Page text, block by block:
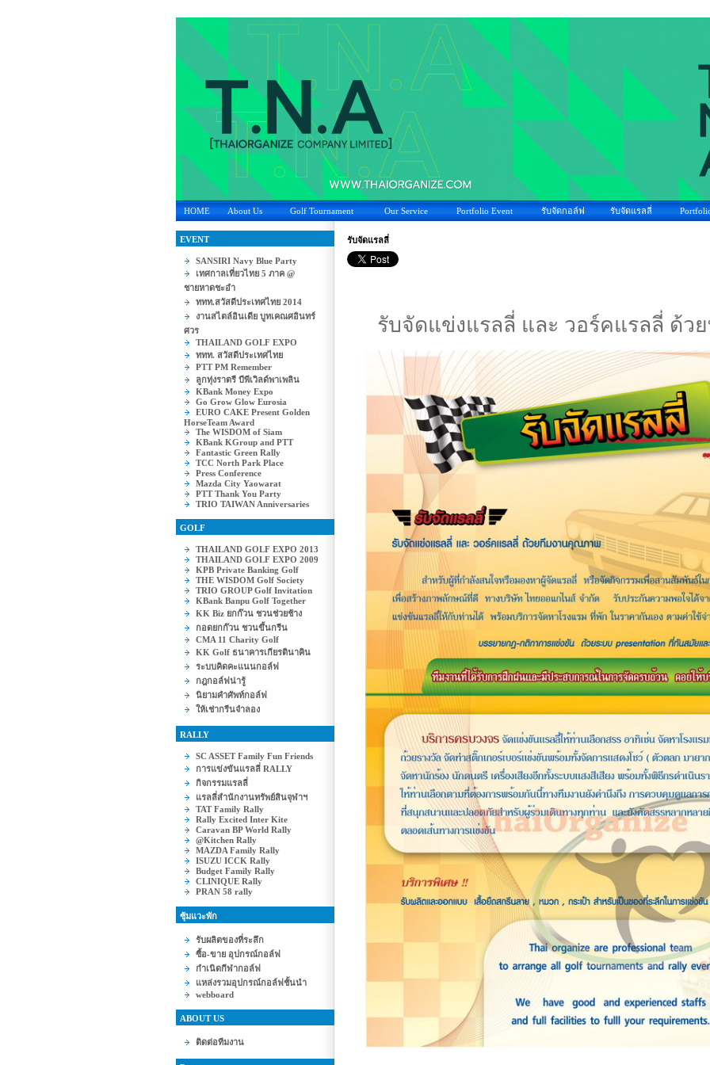
HOME About Us Golf Tournament Our Service Portfolio Event รับจัดกอล์ฟ รับจัดแรลลี่
EVENT
SANSIRI Navy Blue Party
เทศกาลเที่ยวไทย 5 ภาค @
ชายหาดชะอำ
ททท.สวัสดีประเทศไทย 2014
งานสไตล์อินเดีย บูทเคณศอินทร์
ศวร
THAILAND GOLF EXPO
ททท. สวัสดีประเทศไทย
PTT PM Remember
ลูกทุ่งราตรี บีพีเวิลด์พาเพลิน
KBank Money Expo
Go Grow Glow Eurosia
EURO CAKE Present Golden
HorseTeam Award
The WISDOM of Siam
KBank KGroup and PTT
Fantastic Green Rally
TCC North Park Place
Press Conference
Mazda City Yaowarat
PTT Thank You Party
TRIO TAIWAN Anniversaries
GOLF
THAILAND GOLF EXPO 2013
THAILAND GOLF EXPO 2009
KPB Private Banking Golf
THE WISDOM Golf Society
TRIO GROUP Golf Invitation
KBank Banpu Golf Together
KK Biz ยกก๊วน ชวนช่วยช้าง
กอดยกก๊วน ชวนขึ้นกรีน
CMA 11 Charity Golf
KK Golf ธนาคารเกียรตินาคิน
ระบบคิดคะแนนกอล์ฟ
กฎกอล์ฟน่ารู้
นิยามคำศัพท์กอล์ฟ
ให้เช่ากรีนจำลอง
RALLY
SC ASSET Family Fun Friends
การแข่งขันแรลลี่ RALLY
กิจกรรมแรลลี่
แรลลี่สำนักงานทรัพย์สินจุฬาฯ
TAT Family Rally
Rally Excited Inter Kite
Caravan BP World Rally
@Kitchen Rally
MAZDA Family Rally
ISUZU ICCK Rally
Budget Family Rally
CLINIQUE Rally
PRAN 58 rally
ซุ้มแวะพัก
รับผลิตของที่ระลึก
ซื้อ-ขาย อุปกรณ์กอล์ฟ
กำเนิดกีฬากอล์ฟ
แหล่งรวมอุปกรณ์กอล์ฟชั้นนำ
webboard
ABOUT US
ติดต่อทีมงาน
รับจัดแรลลี่
รับจัดแข่งแรลลี่ และ วอร์คแรลลี่ ด้